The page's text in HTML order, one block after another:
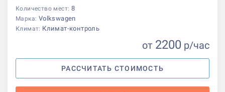
Количество мест: 8
Марка: Volkswagen
Климат: Климат-контроль
от 2200 р/час
РАССЧИТАТЬ СТОИМОСТЬ